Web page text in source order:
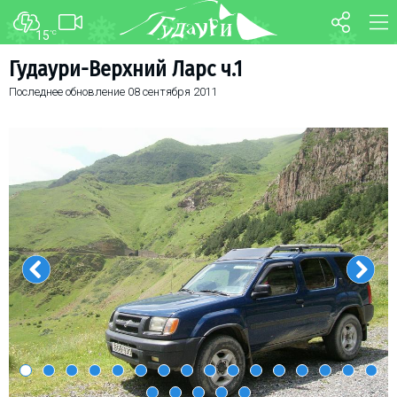
15°C
Гудаури-Верхний Ларс ч.1
Последнее обновление 08 сентября 2011
ФОРУМ
ТРАНСФЕР
О курорте
Ски-пасс
Инструкторы
Прокат
Ски-сервис
Дети в Гудаури
Развлечения
Календарь событий
Телеграм-канал
Гудаури
INFO